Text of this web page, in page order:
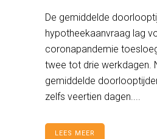
De gemiddelde
hypotheekaanvraag lag
coronapandemie
twee tot drie werkdagen.
gemiddelde
zelfs veertien dagen....
LEES MEER